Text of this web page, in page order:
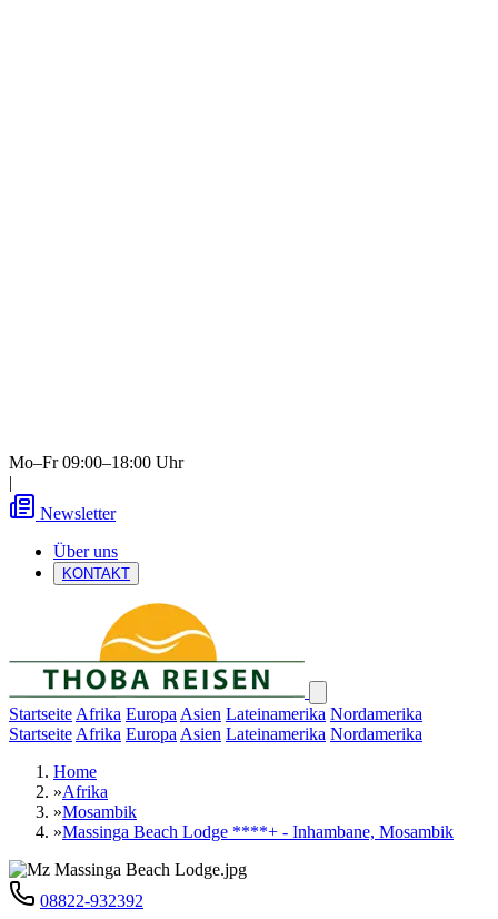
Mo–Fr 09:00–18:00 Uhr
|
Newsletter
Über uns
KONTAKT
Startseite Afrika Europa Asien Lateinamerika Nordamerika
Startseite Afrika Europa Asien Lateinamerika Nordamerika
Home
»Afrika
»Mosambik
»Massinga Beach Lodge ****+ - Inhambane, Mosambik
08822-932392